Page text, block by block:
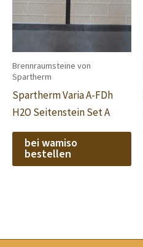
Brennraumsteine von
Spartherm
Spartherm Varia A-FDh
H2O Seitenstein Set A
bei wamiso
bestellen